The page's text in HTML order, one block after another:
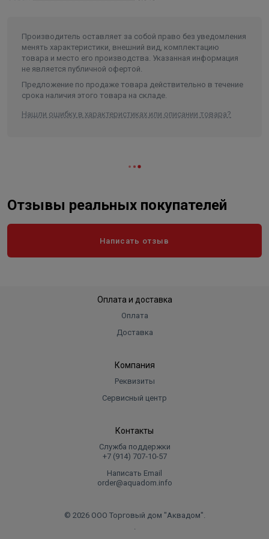
Температура классификации ° C
1000
Насыпная плотность кг / м 3
300
Усадка при 1000 ° C - 12 часов полного
замачивания,%
Теплопроводность при среднем значении 600 °
С, Вт / мК
Производитель оставляет за собой право без уведомления
менять характеристики, внешний вид, комплектацию
товара и место его производства. Указанная информация
не является публичной офертой.
Предложение по продаже товара действительно в течение
срока наличия этого товара на складе.
Нашли ошибку в характеристиках или описании товара?
Отзывы реальных покупателей
Написать отзыв
Оплата и доставка
Оплата
Доставка
Компания
Реквизиты
Сервисный центр
Контакты
Служба поддержки
+7 (914) 707‑10‑57
Написать Email
order@aquadom.info
© 2026 ООО Торговый дом "Аквадом".
.